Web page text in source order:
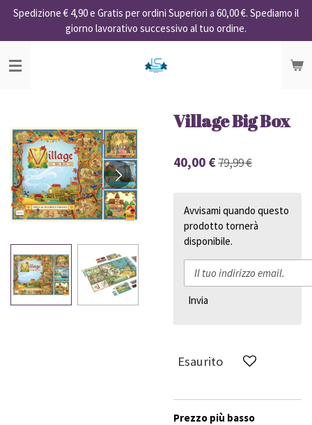
Vai
contenuto
principale
Spedizione € 4,90 e Gratis per ordini Superiori a 60,00 €. Spediamo il
giorno lavorativo successivo al tuo ordine.
Village Big Box
40,00 €79,99 €
Avvisami quando questo
prodotto tornerà
disponibile.
Invia
Esaurito
Prezzo più basso